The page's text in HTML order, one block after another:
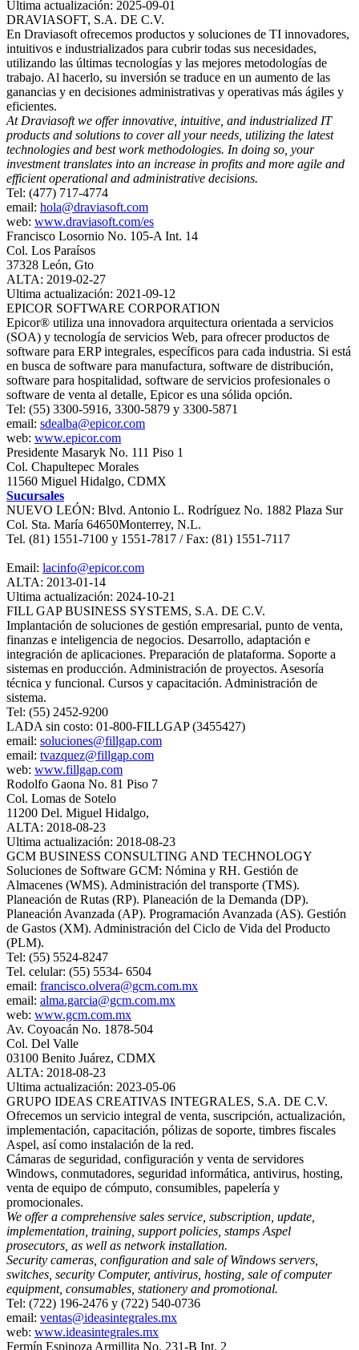
Ultima actualización: 2025-09-01
DRAVIASOFT, S.A. DE C.V.
En Draviasoft ofrecemos productos y soluciones de TI innovadores,
intuitivos e industrializados para cubrir todas sus necesidades,
utilizando las últimas tecnologías y las mejores metodologías de
trabajo. Al hacerlo, su inversión se traduce en un aumento de las
ganancias y en decisiones administrativas y operativas más ágiles y
eficientes.
At Draviasoft we offer innovative, intuitive, and industrialized IT
products and solutions to cover all your needs, utilizing the latest
technologies and best work methodologies. In doing so, your
investment translates into an increase in profits and more agile and
efficient operational and administrative decisions.
Tel: (477) 717-4774
email: hola@draviasoft.com
web: www.draviasoft.com/es
Francisco Losornio No. 105-A Int. 14
Col. Los Paraísos
37328 León, Gto
ALTA: 2019-02-27
Ultima actualización: 2021-09-12
EPICOR SOFTWARE CORPORATION
Epicor® utiliza una innovadora arquitectura orientada a servicios
(SOA) y tecnología de servicios Web, para ofrecer productos de
software para ERP integrales, específicos para cada industria. Si está
en busca de software para manufactura, software de distribución,
software para hospitalidad, software de servicios profesionales o
software de venta al detalle, Epicor es una sólida opción.
Tel: (55) 3300-5916, 3300-5879 y 3300-5871
email: sdealba@epicor.com
web: www.epicor.com
Presidente Masaryk No. 111 Piso 1
Col. Chapultepec Morales
11560 Miguel Hidalgo, CDMX
Sucursales
NUEVO LEÓN: Blvd. Antonio L. Rodríguez No. 1882 Plaza Sur
Col. Sta. María 64650Monterrey, N.L.
Tel. (81) 1551-7100 y 1551-7817 / Fax: (81) 1551-7117
Email: lacinfo@epicor.com
ALTA: 2013-01-14
Ultima actualización: 2024-10-21
FILL GAP BUSINESS SYSTEMS, S.A. DE C.V.
Implantación de soluciones de gestión empresarial, punto de venta,
finanzas e inteligencia de negocios. Desarrollo, adaptación e
integración de aplicaciones. Preparación de plataforma. Soporte a
sistemas en producción. Administración de proyectos. Asesoría
técnica y funcional. Cursos y capacitación. Administración de
sistema.
Tel: (55) 2452-9200
LADA sin costo: 01-800-FILLGAP (3455427)
email: soluciones@fillgap.com
email: tvazquez@fillgap.com
web: www.fillgap.com
Rodolfo Gaona No. 81 Piso 7
Col. Lomas de Sotelo
11200 Del. Miguel Hidalgo,
ALTA: 2018-08-23
Ultima actualización: 2018-08-23
GCM BUSINESS CONSULTING AND TECHNOLOGY
Soluciones de Software GCM: Nómina y RH. Gestión de
Almacenes (WMS). Administración del transporte (TMS).
Planeación de Rutas (RP). Planeación de la Demanda (DP).
Planeación Avanzada (AP). Programación Avanzada (AS). Gestión
de Gastos (XM). Administración del Ciclo de Vida del Producto
(PLM).
Tel: (55) 5524-8247
Tel. celular: (55) 5534- 6504
email: francisco.olvera@gcm.com.mx
email: alma.garcia@gcm.com.mx
web: www.gcm.com.mx
Av. Coyoacán No. 1878-504
Col. Del Valle
03100 Benito Juárez, CDMX
ALTA: 2018-08-23
Ultima actualización: 2023-05-06
GRUPO IDEAS CREATIVAS INTEGRALES, S.A. DE C.V.
Ofrecemos un servicio integral de venta, suscripción, actualización,
implementación, capacitación, pólizas de soporte, timbres fiscales
Aspel, así como instalación de la red.
Cámaras de seguridad, configuración y venta de servidores
Windows, conmutadores, seguridad informática, antivirus, hosting,
venta de equipo de cómputo, consumibles, papelería y
promocionales.
We offer a comprehensive sales service, subscription, update,
implementation, training, support policies, stamps Aspel
prosecutors, as well as network installation.
Security cameras, configuration and sale of Windows servers,
switches, security Computer, antivirus, hosting, sale of computer
equipment, consumables, stationery and promotional.
Tel: (722) 196-2476 y (722) 540-0736
email: ventas@ideasintegrales.mx
web: www.ideasintegrales.mx
Fermín Espinoza Armillita No. 231-B Int. 2